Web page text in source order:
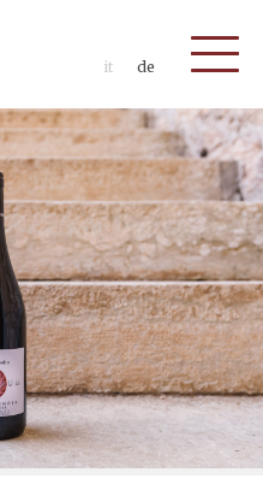
it de